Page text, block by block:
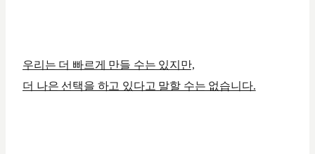
우리는 더 빠르게 만들 수는 있지만,
더 나은 선택을 하고 있다고 말할 수는 없습니다.